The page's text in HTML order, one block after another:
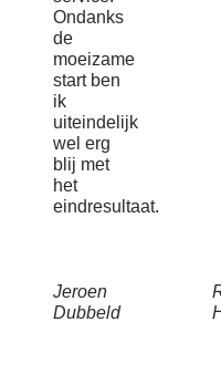
Ondanks
de
moeizame
start ben
ik
uiteindelijk
wel erg
blij met
het
eindresultaat.
Jeroen
Dubbeld